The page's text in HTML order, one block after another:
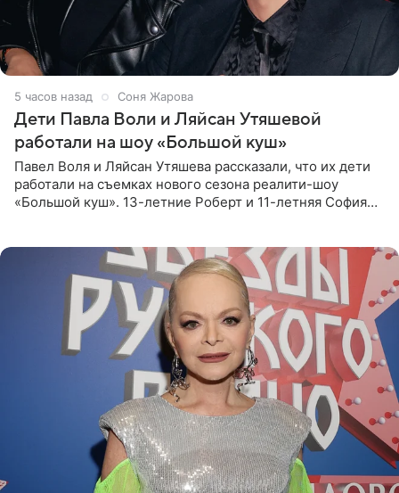
5 часов назад Соня Жарова
Дети Павла Воли и Ляйсан Утяшевой
работали на шоу «Большой куш»
Павел Воля и Ляйсан Утяшева рассказали, что их дети
работали на съемках нового сезона реалити-шоу
«Большой куш». 13-летние Роберт и 11-летняя София